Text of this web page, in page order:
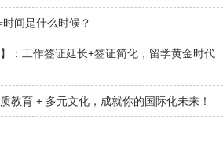
间是什么时候？
：工作签证延长+签证简化，留学黄金时代
教育 + 多元文化，成就你的国际化未来！